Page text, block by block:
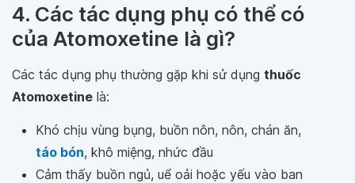
4. Các tác dụng phụ có thể có
của Atomoxetine là gì?
Các tác dụng phụ thường gặp khi sử dụng thuốc
Atomoxetine là:
Khó chịu vùng bụng, buồn nôn, nôn, chán ăn,
táo bón, khô miệng, nhức đầu
Cảm thấy buồn ngủ, uể oải hoặc yếu vào ban